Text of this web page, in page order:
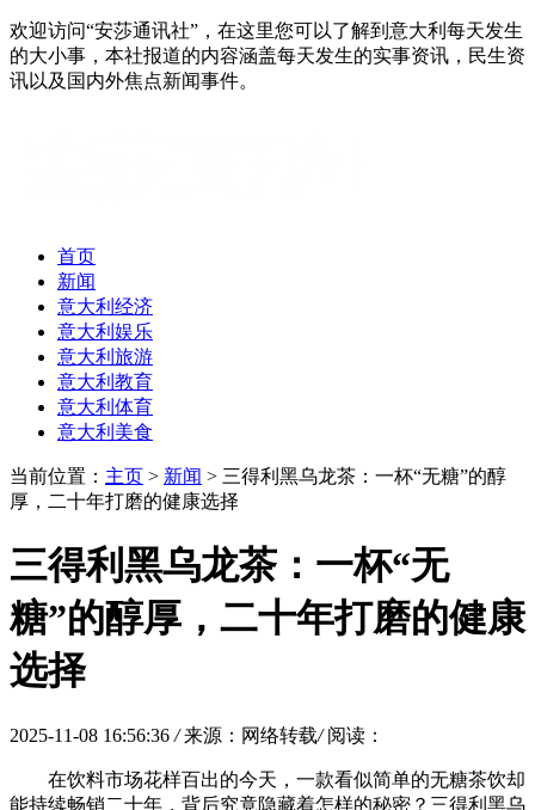
欢迎访问“安莎通讯社”，在这里您可以了解到意大利每天发生
的大小事，本社报道的内容涵盖每天发生的实事资讯，民生资
讯以及国内外焦点新闻事件。
首页
新闻
意大利经济
意大利娱乐
意大利旅游
意大利教育
意大利体育
意大利美食
当前位置： 主页 > 新闻 > 三得利黑乌龙茶：一杯“无糖”的醇
厚，二十年打磨的健康选择
三得利黑乌龙茶：一杯“无
糖”的醇厚，二十年打磨的健康
选择
2025-11-08 16:56:36 / 来源：网络转载/ 阅读：
在饮料市场花样百出的今天，一款看似简单的无糖茶饮却
能持续畅销二十年，背后究竟隐藏着怎样的秘密？三得利黑乌